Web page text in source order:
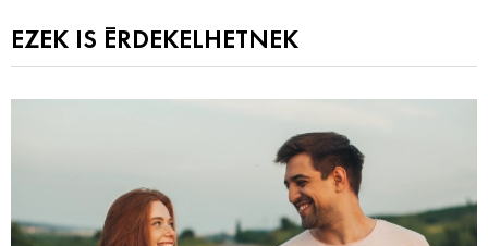
EZEK IS ÉRDEKELHETNEK